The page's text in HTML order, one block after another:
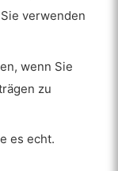
verwenden
wenn Sie
zu
es echt.